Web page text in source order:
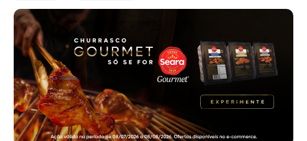
leite
café
queijo
azeite
biscoito
arroz